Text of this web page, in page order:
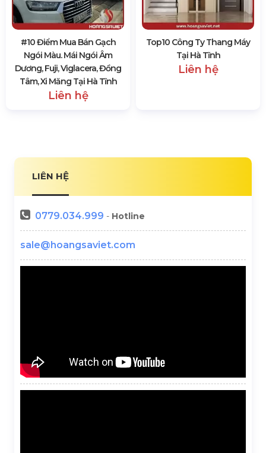
#10 Điểm Mua Bán Gạch
Ngói Màu. Mái Ngói Âm
Dương, Fuji, Viglacera, Đồng
Tâm, Xi Măng Tại Hà Tĩnh
Liên hệ
Top10 Công Ty Thang Máy
Tại Hà Tĩnh
Liên hệ
LIÊN HỆ
0779.034.999 - Hotline
sale@hoangsaviet.com